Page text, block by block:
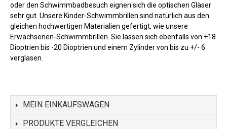
oder den Schwimmbadbesuch eignen sich die optischen Gläser
sehr gut. Unsere Kinder-Schwimmbrillen sind natürlich aus den
gleichen hochwertigen Materialien gefertigt, wie unsere
Erwachsenen-Schwimmbrillen. Sie lassen sich ebenfalls von +18
Dioptrien bis -20 Dioptrien und einem Zylinder von bis zu +/- 6
verglasen.
MEIN EINKAUFSWAGEN
PRODUKTE VERGLEICHEN